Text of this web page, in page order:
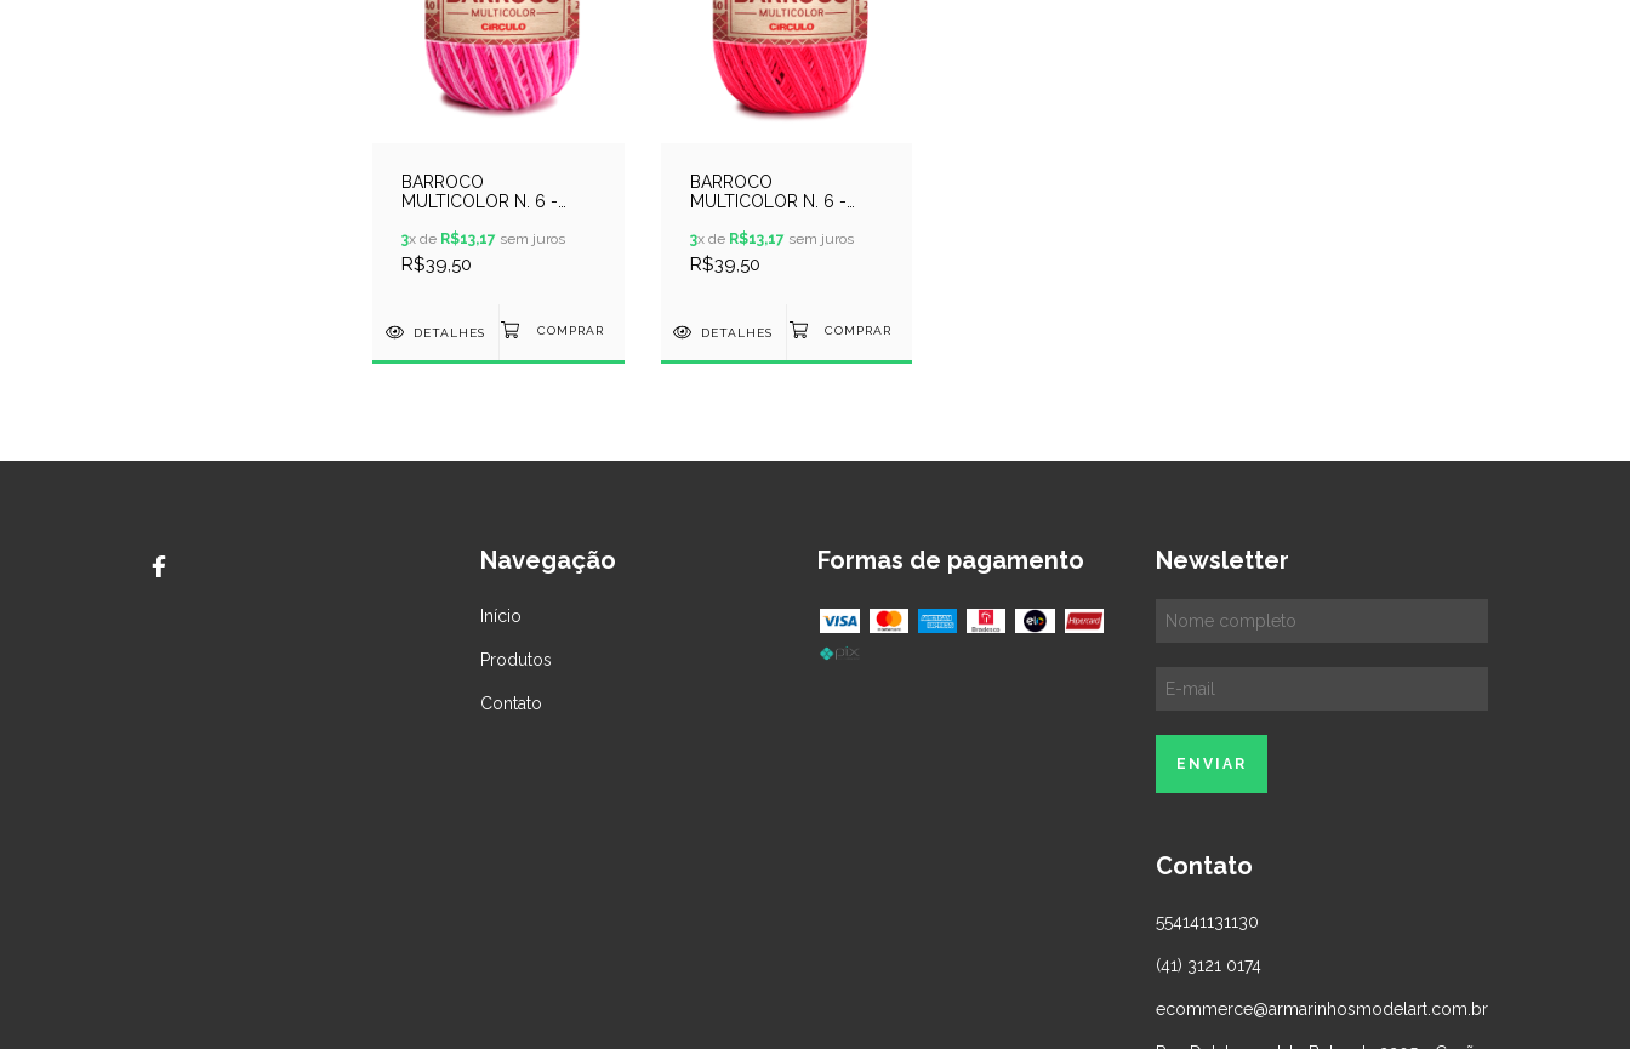
BARROCO
MULTICOLOR N. 6 -
FLOR
3x de R$13,17 sem juros
R$39,50
DETALHES
BARROCO
MULTICOLOR N. 6 -
CABARÉ
3x de R$13,17sem juros
R$39,50
DETALHES
Navegação
Início
Produtos
Contato
Formas de pagamento Newsletter
Contato
554141131130
(41) 3121 0174
ecommerce@armarinhosmodelart.com.br